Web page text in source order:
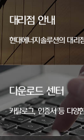
대리점 안내
현대에너지솔루션의 대리
다운로드 센터
카탈로그, 인증서 등 다양